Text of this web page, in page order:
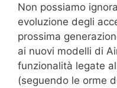
Non possiamo
evoluzione degli
prossima
ai nuovi modelli di
funzionalità legate
(seguendo le orme